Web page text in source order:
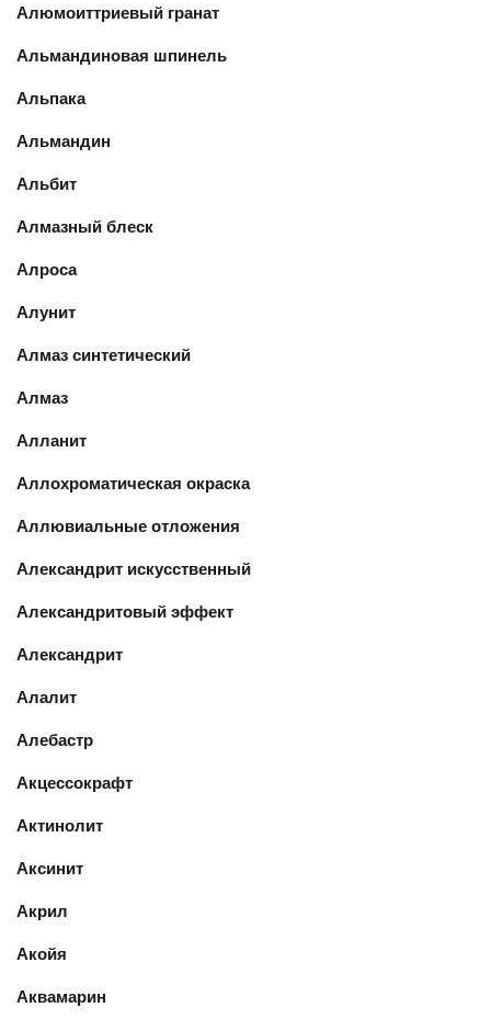
Алюмоиттриевый гранат
Альмандиновая шпинель
Альпака
Альмандин
Альбит
Алмазный блеск
Алроса
Алунит
Алмаз синтетический
Алмаз
Алланит
Аллохроматическая окраска
Аллювиальные отложения
Александрит искусственный
Александритовый эффект
Александрит
Алалит
Алебастр
Акцессокрафт
Актинолит
Аксинит
Акрил
Акойя
Аквамарин